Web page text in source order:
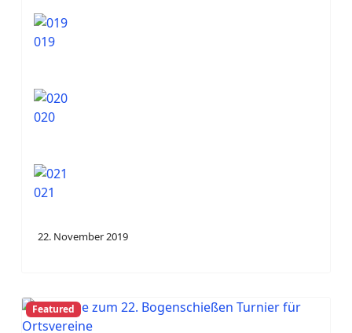
019
020
021
22. November 2019
Featured